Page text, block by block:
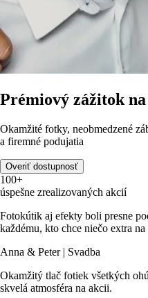
Prémiový zážitok
Okamžité fotky, neobmedzené
a firemné podujatia
Overiť dostupnosť
100+
úspešne zrealizovaných akcií
Fotokútik aj efekty boli presne
každému, kto chce niečo extra na
Anna & Peter | Svadba
Okamžitý tlač fotiek všetkých
skvelá atmosféra na akcii.